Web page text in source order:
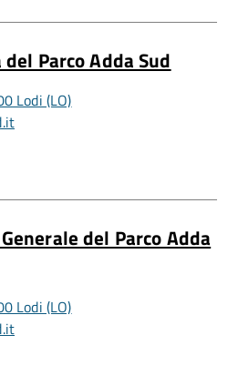
Parco Adda Sud
Lodi (LO)
del Parco Adda
Lodi (LO)